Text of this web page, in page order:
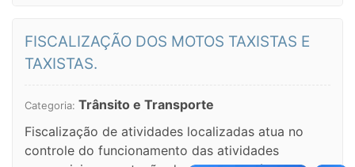
FISCALIZAÇÃO DOS MOTOS TAXISTAS E
TAXISTAS.
Categoria: Trânsito e Transporte
Fiscalização de atividades localizadas atua no
controle do funcionamento das atividades